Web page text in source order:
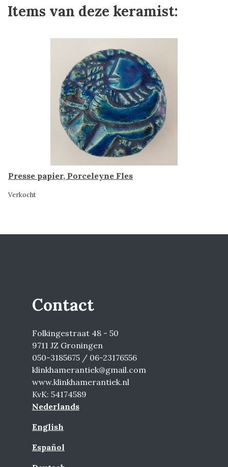
Items van deze keramist:
Presse papier, Porceleyne Fles
Verkocht
Contact
Folkingestraat 48 - 50
9711 JZ Groningen
050-3185675 / 06-23176556
klinkhamerantiek@gmail.com
www.klinkhamerantiek.nl
KvK: 54174589
Nederlands
English
Español